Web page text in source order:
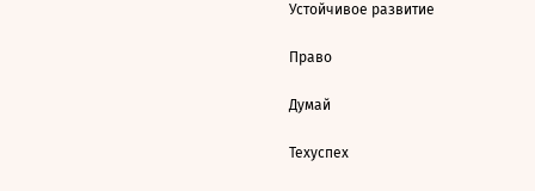
Устойчивое развитие
Право
Думай
Техуспех